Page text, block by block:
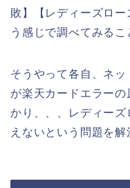
敗】【レディーズロ
う感じで調べてみるこ
そうやって各自、ネ
が楽天カードエラー
かり、、、レディー
えないという問題を解